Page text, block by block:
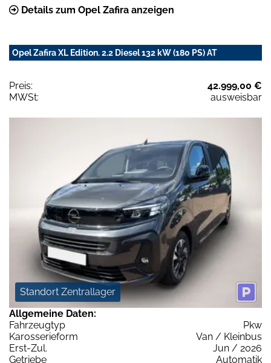
Details zum Opel Zafira anzeigen
Opel Zafira XL Edition. 2.2 Diesel 132 kW (180 PS) AT
Preis:
42.999,00 €
MWSt:
ausweisbar
Standort Zentrallager
Allgemeine Daten:
Fahrzeugtyp
Pkw
Karosserieform
Van / Kleinbus
Erst-Zul.
Jun / 2026
Getriebe
Automatik